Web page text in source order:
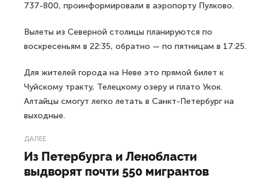
737-800, проинформировали в аэропорту Пулково.
Вылеты из Северной столицы планируются по
воскресеньям в 22:35, обратно — по пятницам в 17:25.
Для жителей города на Неве это прямой билет к
Чуйскому тракту, Телецкому озеру и плато Укок.
Алтайцы смогут легко летать в Санкт-Петербург на
выходные.
ДАЛЕЕ
Из Петербурга и Ленобласти
выдворят почти 550 мигрантов